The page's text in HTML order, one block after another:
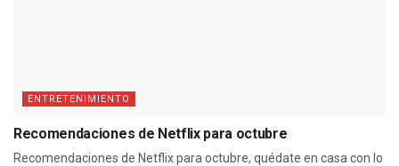
ENTRETENIMIENTO
Recomendaciones de Netflix para octubre
Recomendaciones de Netflix para octubre, quédate en casa con lo